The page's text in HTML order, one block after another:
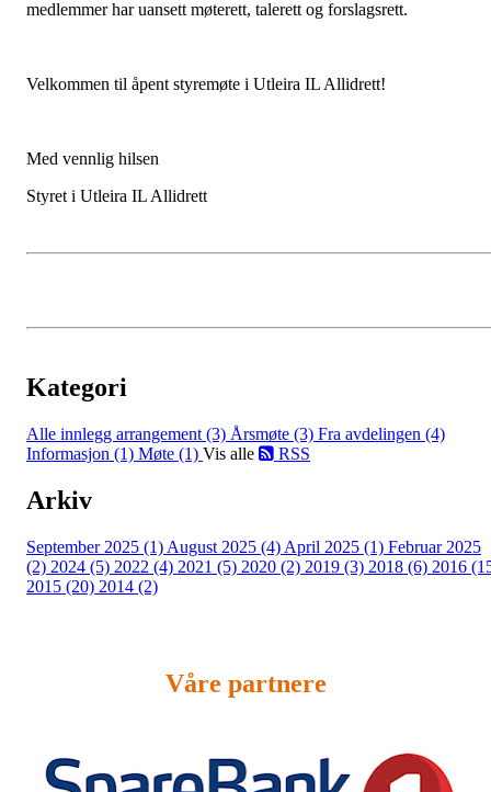
medlemmer har uansett møterett, talerett og forslagsrett.
Velkommen til åpent styremøte i Utleira IL Allidrett!
Med vennlig hilsen
Styret i Utleira IL Allidrett
Kategori
Alle innlegg arrangement (3) Årsmøte (3) Fra avdelingen (4)
Informasjon (1) Møte (1) Vis alle RSS
Arkiv
September 2025 (1) August 2025 (4) April 2025 (1) Februar 2025
(2) 2024 (5) 2022 (4) 2021 (5) 2020 (2) 2019 (3) 2018 (6) 2016
2015 (20) 2014 (2)
Våre partnere